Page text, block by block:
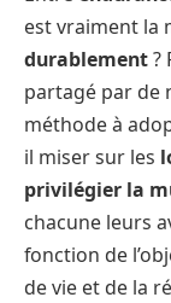
est vraiment la
durablement?
partagé par de
méthode à
il miser sur les
privilégier la
chacune leurs
fonction de
de vie et de la